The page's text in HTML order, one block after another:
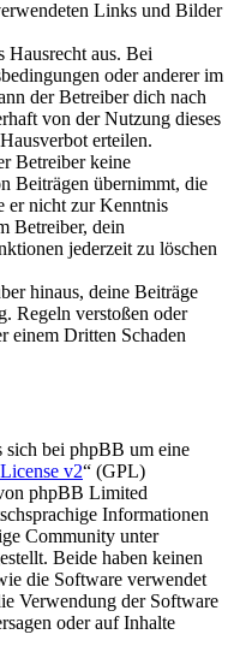
Links und Bilder
Hausrecht aus. Bei
oder anderer im
der Betreiber dich nach
von der Nutzung dieses
erteilen.
Betreiber keine
Beiträgen übernimmt, die
er nicht zur Kenntnis
Betreiber, dein
jederzeit zu löschen
hinaus, deine Beiträge
Regeln verstoßen oder
einem Dritten Schaden
sich bei phpBB um eine
v2“ (GPL)
phpBB Limited
Informationen
Community unter
Beide haben keinen
die Software verwendet
Verwendung der Software
oder auf Inhalte